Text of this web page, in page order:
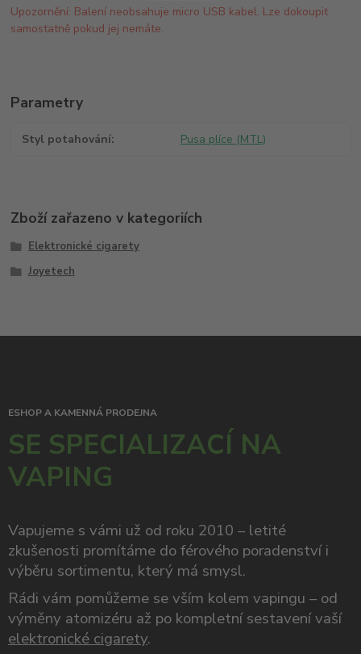
Upozornění: Balení neobsahuje micro USB kabel. Lze dokoupit
samostatně pokud jej nemáte.
Parametry
Styl potahování Pusa plíce (MTL)
Zboží zařazeno v kategoriích
Elektronické cigarety
Joyetech
ESHOP A KAMENNÁ PRODEJNA
SE SPECIALIZACÍ NA
VAPING
Vapujeme s vámi už od roku 2010 – letité
zkušenosti promítáme do férového poradenství i
výběru sortimentu, který má smysl.
Rádi vám pomůžeme se vším kolem vapingu – od
výměny atomizéru až po kompletní sestavení vaší
elektronické cigarety.